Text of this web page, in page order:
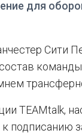
для
Сити
TEAMtalk,
к подписанию